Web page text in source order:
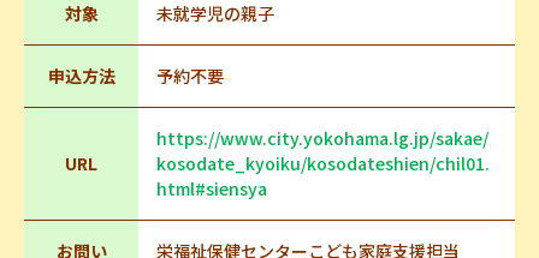
対象 未就学児の親子
申込方法 予約不要
URL
https://www.city.yokohama.lg.jp/sakae/
kosodate_kyoiku/kosodateshien/chil01.
html#siensya
お問い
栄福祉保健センターこども家庭支援担当